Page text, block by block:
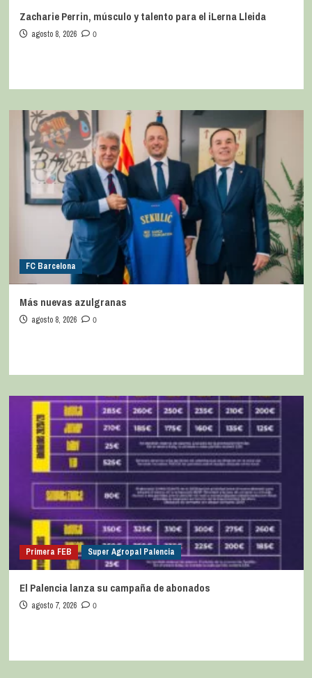
Zacharie Perrin, músculo y talento para el iLerna Lleida
agosto 8, 2026 0
FC Barcelona
Más nuevas azulgranas
agosto 8, 2026 0
Primera FEB Super Agropal Palencia
El Palencia lanza su campaña de abonados
agosto 7, 2026 0